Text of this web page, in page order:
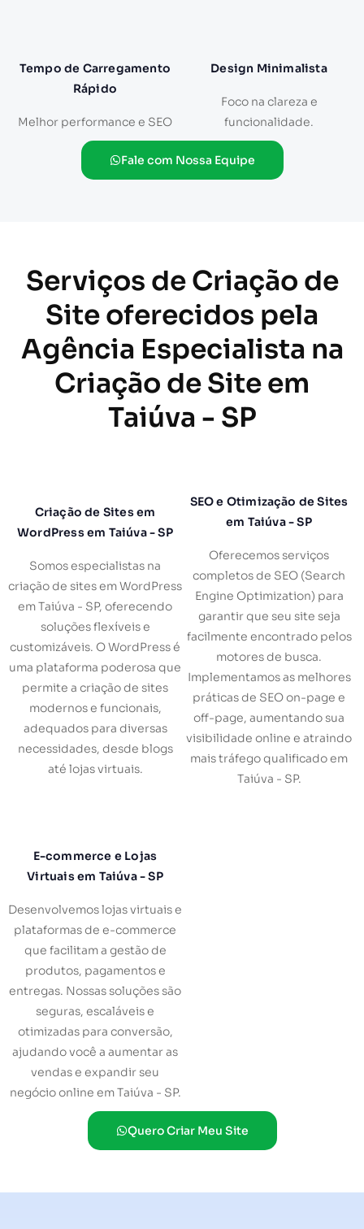
Tempo de Carregamento
Rápido
Melhor performance e SEO
Design Minimalista
Foco na clareza e
funcionalidade.
Fale com Nossa Equipe
Serviços de Criação de
Site oferecidos pela
Agência Especialista na
Criação de Site em
Taiúva - SP
Criação de Sites em
WordPress em Taiúva - SP
Somos especialistas na
criação de sites em WordPress
em Taiúva - SP, oferecendo
soluções flexíveis e
customizáveis. O WordPress é
uma plataforma poderosa que
permite a criação de sites
modernos e funcionais,
adequados para diversas
necessidades, desde blogs
até lojas virtuais.
SEO e Otimização de Sites
em Taiúva - SP
Oferecemos serviços
completos de SEO (Search
Engine Optimization) para
garantir que seu site seja
facilmente encontrado pelos
motores de busca.
Implementamos as melhores
práticas de SEO on-page e
off-page, aumentando sua
visibilidade online e atraindo
mais tráfego qualificado em
Taiúva - SP.
E-commerce e Lojas
Virtuais em Taiúva - SP
Desenvolvemos lojas virtuais e
plataformas de e-commerce
que facilitam a gestão de
produtos, pagamentos e
entregas. Nossas soluções são
seguras, escaláveis e
otimizadas para conversão,
ajudando você a aumentar as
vendas e expandir seu
negócio online em Taiúva - SP.
Quero Criar Meu Site